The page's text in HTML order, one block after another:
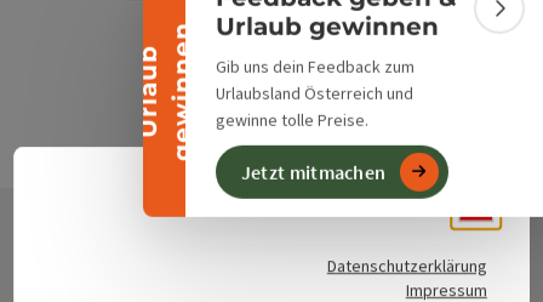
U
r
l
a
u
b
g
e
w
i
n
n
en
Urlaub gewinnen
Gib uns dein Feedback zum
Urlaubsland Österreich und
gewinne tolle Preise.
Jetzt mitmachen
Datenschutzerklärung
Impressum